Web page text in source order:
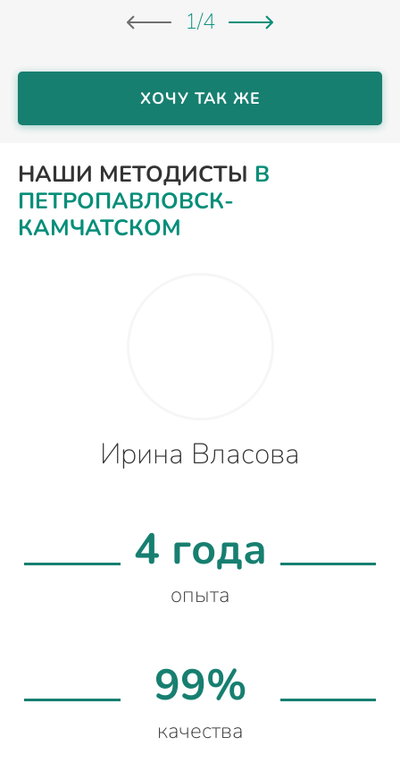
1/4
ХОЧУ ТАК ЖЕ
НАШИ МЕТОДИСТЫ В
ПЕТРОПАВЛОВСК-
КАМЧАТСКОМ
Ирина Власова
4 года
опыта
99%
качества